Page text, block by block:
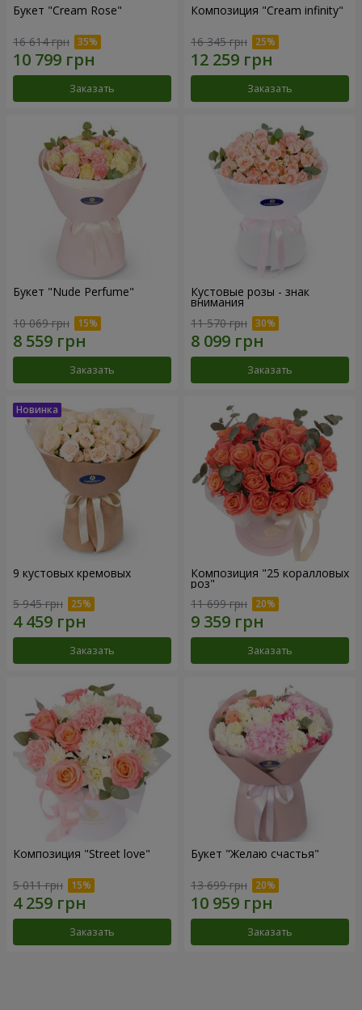
Букет "Cream Rose"
16 614 грн
Заказать
Композиция "Cream infinity"
16 345 грн
Заказать
Букет "Nude Perfume"
10 069 грн
Заказать
Кустовые розы - знак
внимания
11 570 грн
Заказать
9 кустовых кремовых
5 945 грн
Заказать
Композиция "25 коралловых
роз"
11 699 грн
Заказать
Композиция "Street love"
5 011 грн
Заказать
Букет "Желаю счастья"
13 699 грн
Заказать